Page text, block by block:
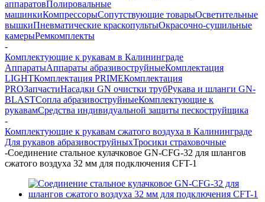
аппаратовПолировальные
машинкиКомпрессорыСопутствующие товарыОсветительные
вышкиПневматические краскопультыОкрасочно-сушильные
камерыРемкомплекты
-
Комплектующие к рукавам в Калининграде
АппаратыАппараты абразивоструйныеКомплектация
LIGHTКомплектация PRIMEКомплектация
PROЗапчастиНасадки GN очистки трубРукава и шланги GN-
BLASTСопла абразивоструйныеКомплектующие к
рукавамСредства индивидуальной защиты пескоструйщика
-
Комплектующие к рукавам сжатого воздуха в Калининграде
Для рукавов абразивоструйныхТросики страховочные
-Соединение стальное кулачковое GN-CFG-32 для шлангов
сжатого воздуха 32 мм для подключения CFT-1